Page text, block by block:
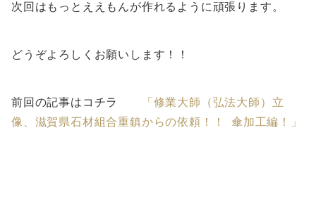
次回はもっとええもんが作れるように頑張ります。
どうぞよろしくお願いします！！
前回の記事はコチラ
「修業大師（弘法大師）立
像、滋賀県石材組合重鎮からの依頼！！ 傘加工編！」